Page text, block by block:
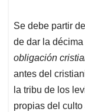
Se debe partir
de dar la
obligación
antes del
la tribu de los
propias del